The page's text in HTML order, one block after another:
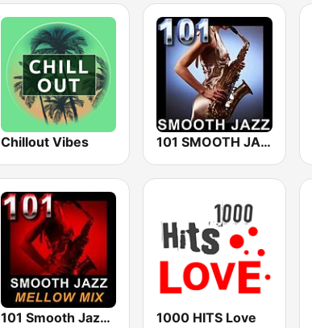
Chillout Vibes 101 SMOOTH JAZZ
101 Smooth Jazz Mellow Mix 1000 HITS Love